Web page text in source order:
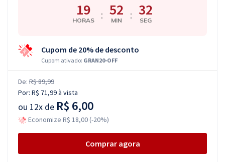
19
HORAS : 52
MIN : 31
SEG
Cupom de 20% de desconto
Cupom ativado: GRAN20-OFF
De: R$ 89,99
Por: R$ 71,99à vista
ou 12x de R$ 6,00
Economize R$ 18,00 (-20%)
Comprar agora